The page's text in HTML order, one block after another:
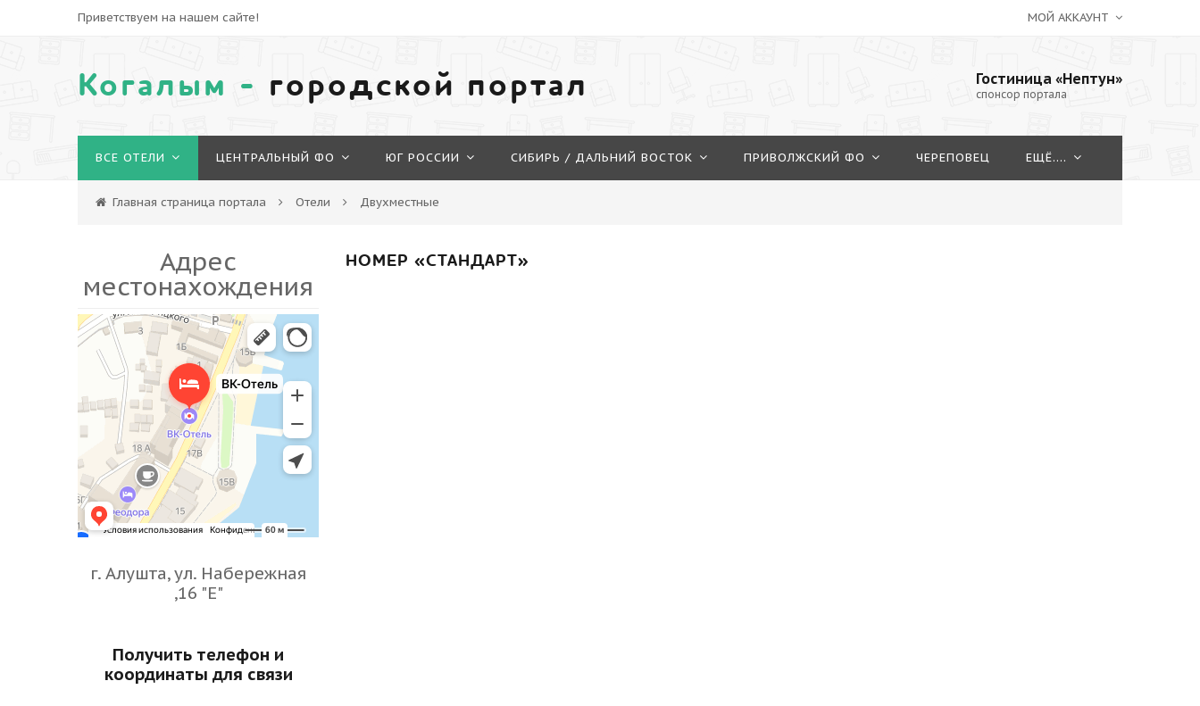
Приветствуем на нашем сайте! МОЙ АККАУНТ
Когалым - городской портал Гостиница «Нептун»
спонсор портала
ВСЕ ОТЕЛИ ЦЕНТРАЛЬНЫЙ ФО ЮГ РОССИИ СИБИРЬ / ДАЛЬНИЙ ВОСТОК ПРИВОЛЖСКИЙ ФО ЧЕРЕПОВЕЦ ЕЩЁ....
Главная страница портала Отели Двухместные
НОМЕР «СТАНДАРТ»
Адрес
местонахождения
г. Алушта, ул. Набережная
,16 "Е"
Получить телефон и
координаты для связи